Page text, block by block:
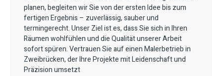
planen, begleiten wir Sie von der ersten Idee bis zum
fertigen Ergebnis – zuverlässig, sauber und
termingerecht. Unser Ziel ist es, dass Sie sich in Ihren
Räumen wohlfühlen und die Qualität unserer Arbeit
sofort spüren. Vertrauen Sie auf einen Malerbetrieb in
Zweibrücken, der Ihre Projekte mit Leidenschaft und
Präzision umsetzt